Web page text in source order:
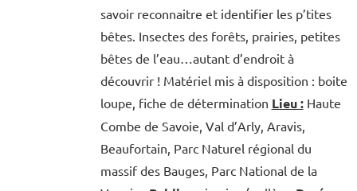
savoir reconnaitre et identifier les p’tites
bêtes. Insectes des forêts, prairies, petites
bêtes de l’eau…autant d’endroit à
découvrir ! Matériel mis à disposition : boite
loupe, fiche de détermination Lieu :Haute
Combe de Savoie, Val d’Arly, Aravis,
Beaufortain, Parc Naturel régional du
massif des Bauges, Parc National de la